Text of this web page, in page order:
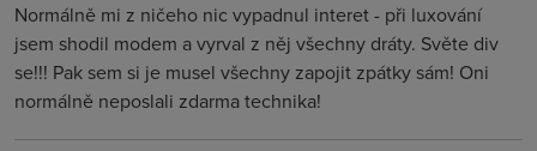
Normálně mi z ničeho nic vypadnul interet - při luxování
jsem shodil modem a vyrval z něj všechny dráty. Světe div
se!!! Pak sem si je musel všechny zapojit zpátky sám! Oni
normálně neposlali zdarma technika!